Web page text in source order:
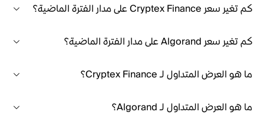
كم تغير سعر Cryptex Finance على مدار الفترة الماضية؟
كم تغير سعر Algorand على مدار الفترة الماضية؟
ما هو العرض المتداول لـ Cryptex Finance؟
ما هو العرض المتداول لـ Algorand؟